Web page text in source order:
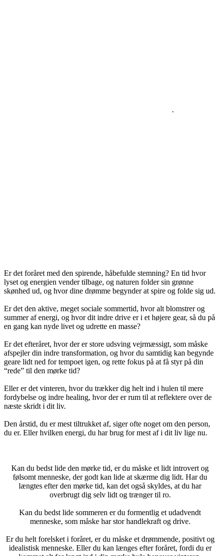
.
Er det foråret med den spirende, håbefulde stemning? En tid hvor
lyset og energien vender tilbage, og naturen folder sin grønne
skønhed ud, og hvor dine drømme begynder at spire og folde sig ud.
Er det den aktive, meget sociale sommertid, hvor alt blomstrer og
summer af energi, og hvor dit indre drive er i et højere gear, så du på
en gang kan nyde livet og udrette en masse?
Er det efteråret, hvor der er store udsving vejrmæssigt, som måske
afspejler din indre transformation, og hvor du samtidig kan begynde
geare lidt ned for tempoet igen, og rette fokus på at få styr på din
“rede” til den mørke tid?
Eller er det vinteren, hvor du trækker dig helt ind i hulen til mere
fordybelse og indre healing, hvor der er rum til at reflektere over de
næste skridt i dit liv.
Den årstid, du er mest tiltrukket af, siger ofte noget om den person,
du er. Eller hvilken energi, du har brug for mest af i dit liv lige nu.
Kan du bedst lide den mørke tid, er du måske et lidt introvert og
følsomt menneske, der godt kan lide at skærme dig lidt. Har du
længtes efter den mørke tid, kan det også skyldes, at du har
overbrugt dig selv lidt og trænger til ro.
Kan du bedst lide sommeren er du formentlig et udadvendt
menneske, som måske har stor handlekraft og drive.
Er du helt forelsket i foråret, er du måske et drømmende, positivt og
idealistisk menneske. Eller du kan længes efter foråret, fordi du er